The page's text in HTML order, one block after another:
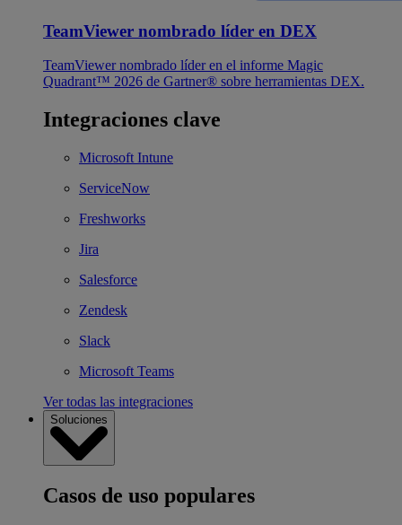
TeamViewer nombrado líder en DEX
TeamViewer nombrado líder en el informe Magic
Quadrant™ 2026 de Gartner® sobre herramientas DEX.
Integraciones clave
Microsoft Intune
ServiceNow
Freshworks
Jira
Salesforce
Zendesk
Slack
Microsoft Teams
Ver todas las integraciones
Soluciones
Casos de uso populares